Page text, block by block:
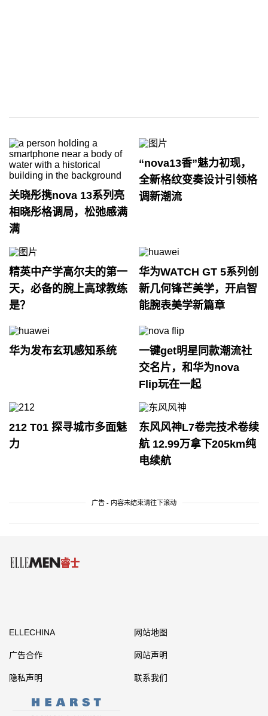
关晓彤携nova 13系列亮
相晓彤格调局，松弛感满
满
“nova13香”魅力初现，
全新格纹变奏设计引领格
调新潮流
精英中产学高尔夫的第一
天，必备的腕上高球教练
是？
华为WATCH GT 5系列创
新几何锋芒美学，开启智
能腕表美学新篇章
华为发布玄玑感知系统
一键get明星同款潮流社
交名片，和华为nova
Flip玩在一起
212 T01 探寻城市多面魅
力
东风风神L7卷完技术卷续
航 12.99万拿下205km纯
电续航
广告 - 内容未结束请往下滚动
ELLECHINA 网站地图
广告合作 网站声明
隐私声明 联系我们